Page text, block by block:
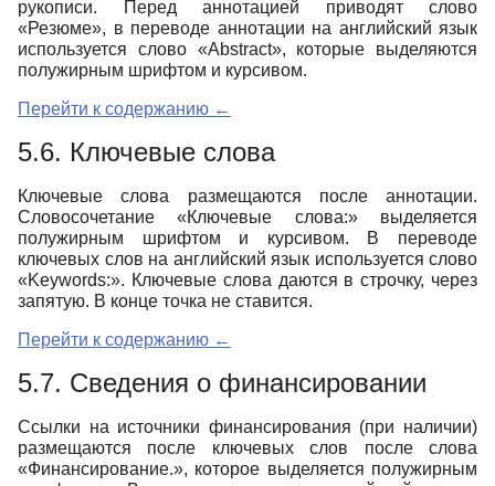
рукописи. Перед аннотацией приводят слово
«Резюме», в переводе аннотации на английский язык
используется слово «Abstract», которые выделяются
полужирным шрифтом и курсивом.
Перейти к содержанию ←
5.6. Ключевые слова
Ключевые слова размещаются после аннотации.
Словосочетание «Ключевые слова:» выделяется
полужирным шрифтом и курсивом. В переводе
ключевых слов на английский язык используется слово
«Keywords:». Ключевые слова даются в строчку, через
запятую. В конце точка не ставится.
Перейти к содержанию ←
5.7. Сведения о финансировании
Ссылки на источники финансирования (при наличии)
размещаются после ключевых слов после слова
«Финансирование.», которое выделяется полужирным